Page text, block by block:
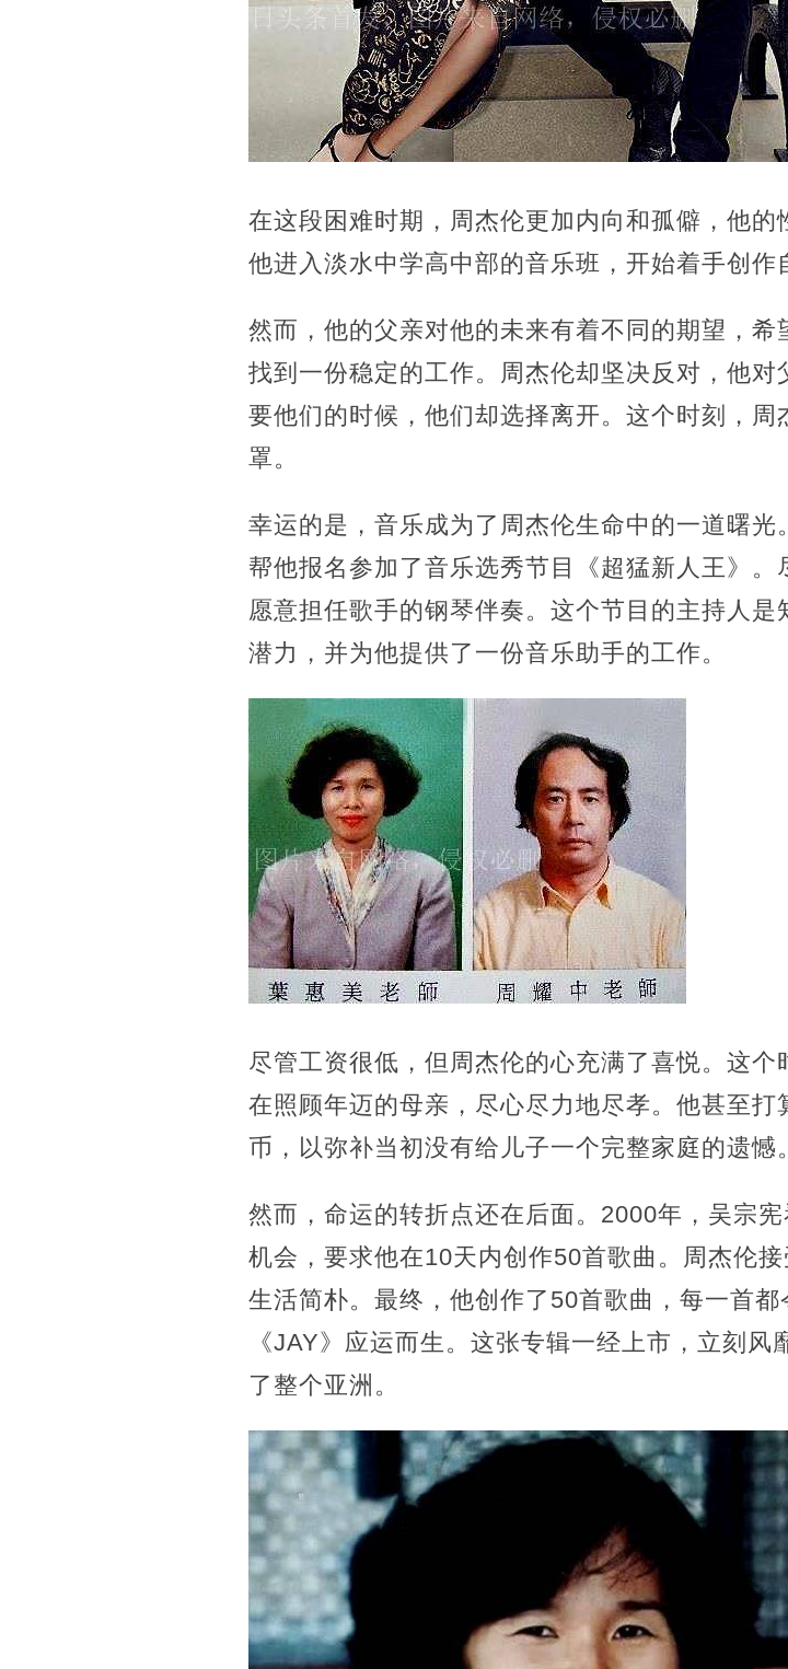
在这段困难时期，周杰伦更加内向和孤僻，他的
他进入淡水中学高中部的音乐班，开始着手创作
然而，他的父亲对他的未来有着不同的期望，
找到一份稳定的工作。周杰伦却坚决反对，他
要他们的时候，他们却选择离开。这个时刻，
罩。
幸运的是，音乐成为了周杰伦生命中的一道曙
帮他报名参加了音乐选秀节目《超猛新人王》
愿意担任歌手的钢琴伴奏。这个节目的主持人
潜力，并为他提供了一份音乐助手的工作。
尽管工资很低，但周杰伦的心充满了喜悦。这
在照顾年迈的母亲，尽心尽力地尽孝。他甚至
币，以弥补当初没有给儿子一个完整家庭的遗憾。
然而，命运的转折点还在后面。2000年，吴宗
机会，要求他在10天内创作50首歌曲。周杰伦
生活简朴。最终，他创作了50首歌曲，每一首
《JAY》应运而生。这张专辑一经上市，立刻
了整个亚洲。